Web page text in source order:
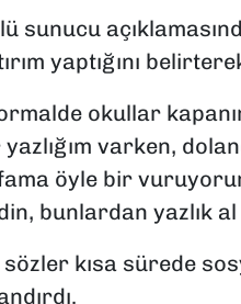
sunucu
yaptığını
okullar
varken,
öyle bir
bunlardan yazlık
sözler kısa sürede